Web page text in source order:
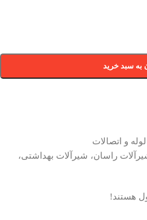
به سبد خرید
لوله و اتصالات
راسان، شیرآلات بهداشتی،
هستند!